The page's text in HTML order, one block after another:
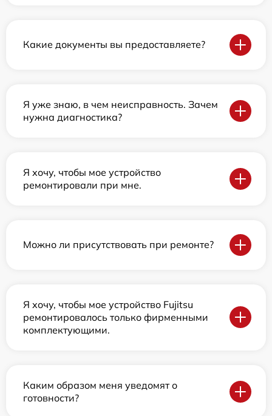
Какие документы вы предоставляете?
Я уже знаю, в чем неисправность. Зачем
нужна диагностика?
Я хочу, чтобы мое устройство
ремонтировали при мне.
Можно ли присутствовать при ремонте?
Я хочу, чтобы мое устройство Fujitsu
ремонтировалось только фирменными
комплектующими.
Каким образом меня уведомят о
готовности?